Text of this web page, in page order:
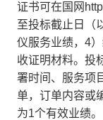
证书可在国网
至投标截止日（
仪服务业绩，4
收证明材料。投
署时间、服务项
单，订单内容或
为1个有效业绩